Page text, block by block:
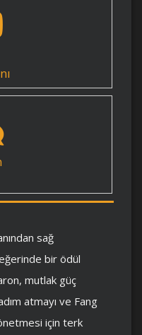
sağ
bir ödül
mutlak güç
atmayı ve Fang
için terk